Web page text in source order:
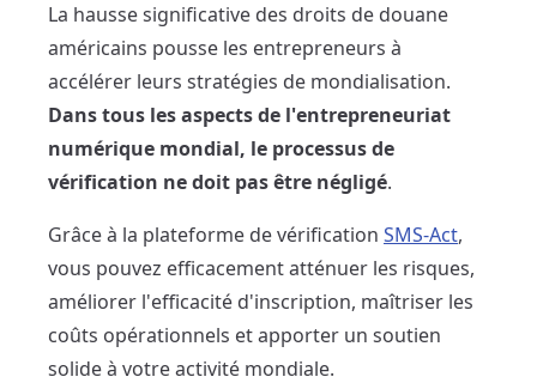
La hausse significative des droits de douane
américains pousse les entrepreneurs à
accélérer leurs stratégies de mondialisation.
Dans tous les aspects de l'entrepreneuriat
numérique mondial, le processus de
vérification ne doit pas être négligé.
Grâce à la plateforme de vérification SMS-Act,
vous pouvez efficacement atténuer les risques,
améliorer l'efficacité d'inscription, maîtriser les
coûts opérationnels et apporter un soutien
solide à votre activité mondiale.